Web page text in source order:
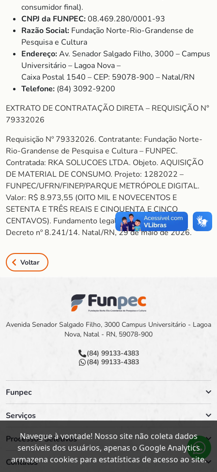
consumidor final).
CNPJ da FUNPEC:08.469.280/0001-93
Razão Social: Fundação Norte-Rio-Grandense de
Pesquisa e Cultura
Endereço:Av. Senador Salgado Filho, 3000 – Campus
Universitário – Lagoa Nova –
Caixa Postal 1540 – CEP: 59078-900 – Natal/RN
Telefone: (84) 3092-9200
EXTRATO DE CONTRATAÇÃO DIRETA – REQUISIÇÃO N°
79332026
Requisição Nº 79332026. Contratante: Fundação Norte-
Rio-Grandense de Pesquisa e Cultura – FUNPEC.
Contratada: RKA SOLUCOES LTDA. Objeto. AQUISIÇÃO
DE MATERIAL DE CONSUMO. Projeto: 1282022 –
FUNPEC/UFRN/FINEP/PARQUE METRÓPOLE DIGITAL.
Valor: R$ 8.973,55 (OITO MIL E NOVECENTOS E
SETENTA E TRÊS REAIS E CINQUENTA E CINCO
CENTAVOS). Fundamento legal: Art. 26, Inciso II do
Decreto nº 8.241/14. Natal/RN, 29 de maio de 2026.
Voltar
Avenida Senador Salgado Filho, 3000 Campus Universitário - Lagoa
Nova, Natal - RN, 59078-900
(84) 99133-4383
(84) 99133-4383
Funpec
Serviços
Processos Seletivos
Contatos
Navegue à vontade! Nosso site não coleta dados
sensíveis dos usuários, apenas o Google Analytics
armazena cookies para estatísticas de acesso ao site.